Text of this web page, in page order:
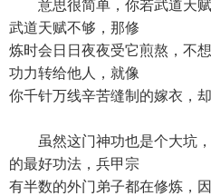
意思很简单，你若武道天赋
武道天赋不够，那修
炼时会日日夜夜受它煎熬，不
功力转给他人，就像
你千针万线辛苦缝制的嫁衣，
虽然这门神功也是个大坑，
的最好功法，兵甲宗
有半数的外门弟子都在修炼，